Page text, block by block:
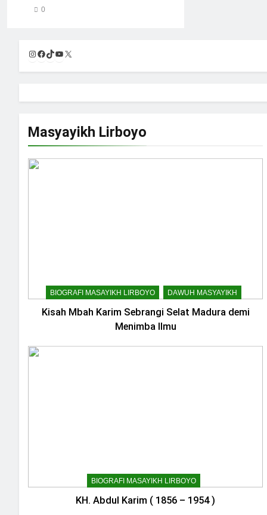
0
Instagram
Facebook
TikTok
YouTube
Masyayikh Lirboyo
BIOGRAFI MASAYIKH LIRBOYO DAWUH MASYAYIKH
Kisah Mbah Karim Sebrangi Selat Madura demi
Menimba Ilmu
BIOGRAFI MASAYIKH LIRBOYO
KH. Abdul Karim ( 1856 – 1954 )